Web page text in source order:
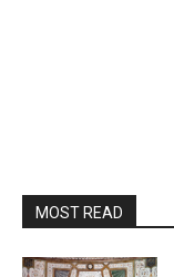
MOST READ